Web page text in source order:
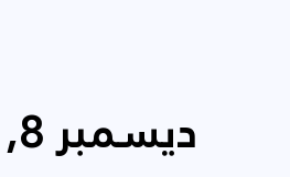
ديسمبر 8, 2024